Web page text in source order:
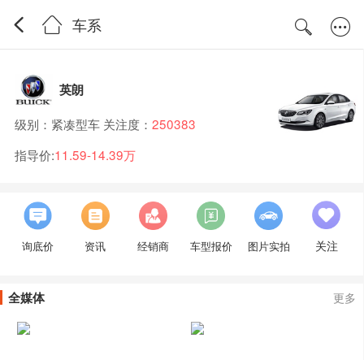
车系
英朗
级别：紧凑型车 关注度： 250383
指导价:11.59-14.39万
询底价 资讯 经销商 车型报价 图片实拍 关注
全媒体 更多